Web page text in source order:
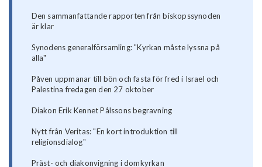
Den sammanfattande rapporten från biskopssynoden
är klar
Synodens generalförsamling: "Kyrkan måste lyssna på
alla"
Påven uppmanar till bön och fasta för fred i Israel och
Palestina fredagen den 27 oktober
Diakon Erik Kennet Pålssons begravning
Nytt från Veritas: "En kort introduktion till
religionsdialog"
Präst- och diakonvigning i domkyrkan